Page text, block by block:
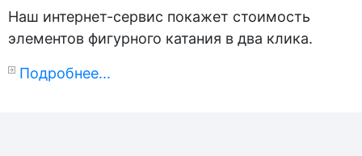
Наш интернет-сервис покажет стоимость
элементов фигурного катания в два клика.
Подробнее...